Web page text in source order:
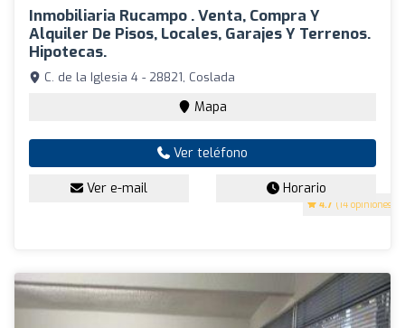
Inmobiliaria Rucampo . Venta, Compra Y
Alquiler De Pisos, Locales, Garajes Y Terrenos.
Hipotecas.
4.7 (14 opiniones)
C. de la Iglesia 4 - 28821, Coslada
Mapa
Ver teléfono
Ver e-mail Horario